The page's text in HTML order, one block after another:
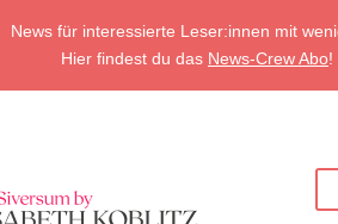
News für interessierte Leser:innen mit
Hier findest du das News-Crew Abo!